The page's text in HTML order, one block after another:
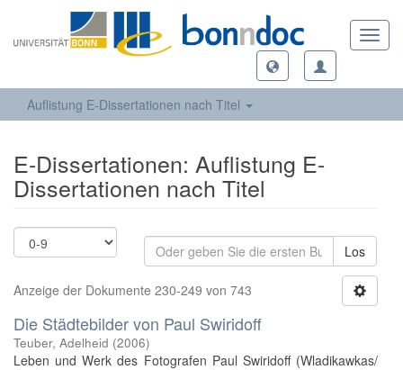
Auflistung E-Dissertationen nach Titel
E-Dissertationen: Auflistung E-
Dissertationen nach Titel
Los
Anzeige der Dokumente 230-249 von 743
Die Städtebilder von Paul Swiridoff
Teuber, Adelheid (2006)
Leben und Werk des Fotografen Paul Swiridoff (Wladikawkas/